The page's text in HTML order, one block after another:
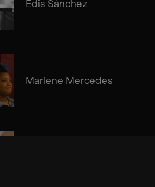
Edis Sánchez
Marlene Mercedes